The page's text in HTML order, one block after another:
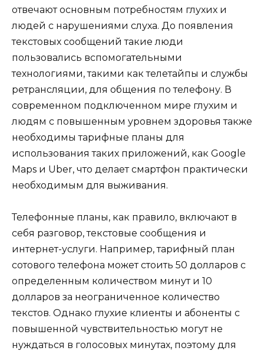
отвечают основным потребностям глухих и
людей с нарушениями слуха. До появления
текстовых сообщений такие люди
пользовались вспомогательными
технологиями, такими как телетайпы и службы
ретрансляции, для общения по телефону. В
современном подключенном мире глухим и
людям с повышенным уровнем здоровья также
необходимы тарифные планы для
использования таких приложений, как Google
Maps и Uber, что делает смартфон практически
необходимым для выживания.
Телефонные планы, как правило, включают в
себя разговор, текстовые сообщения и
интернет-услуги. Например, тарифный план
сотового телефона может стоить 50 долларов с
определенным количеством минут и 10
долларов за неограниченное количество
текстов. Однако глухие клиенты и абоненты с
повышенной чувствительностью могут не
нуждаться в голосовых минутах, поэтому для